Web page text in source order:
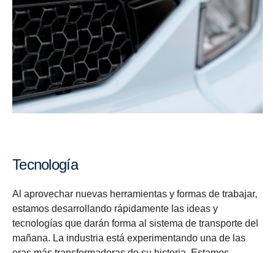
Tecnología
Al aprovechar nuevas herramientas y formas de trabajar,
estamos desarrollando rápidamente las ideas y
tecnologías que darán forma al sistema de transporte del
mañana. La industria está experimentando una de las